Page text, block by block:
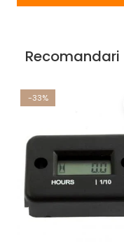
Recomandari
-33%